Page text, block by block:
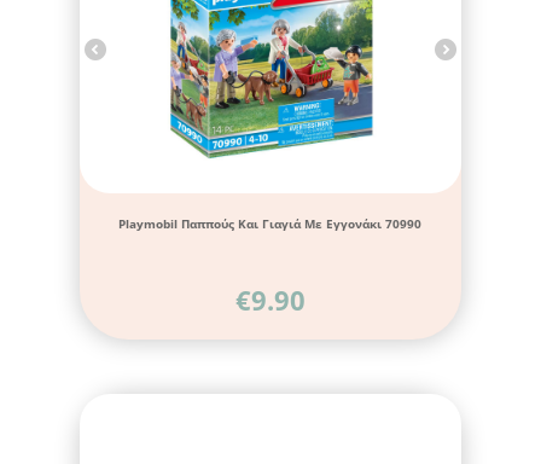
Playmobil Παππούς Και Γιαγιά Με Εγγονάκι 70990
€9.90